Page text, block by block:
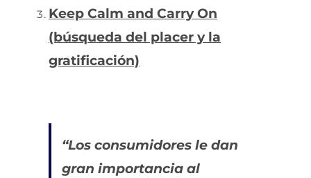
Keep Calm and Carry On
(búsqueda del placer y la
gratificación)
“Los consumidores le dan
gran importancia al